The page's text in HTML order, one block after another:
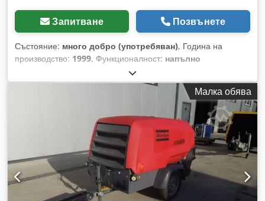
Запитване Позвънете
Състояние: много добро (употребяван), Година на
производство: 1999, Функционалност: напълно
, Компресор DIESEL ATLAS COPCO
XAS46DD след сервизно обслужване!!! Компресорът е
регистриран в Полша. Djdpfx Amox A T D Sjhock
Технически характеристики: дебит: 2,60 m3/мин; работно
налягане: 7 Bar; двигател: DEUTZ F2M1011
експлоатационни часове: 1355 ч.!!! Компресорът е напълно
изправен, готов за работа, с гаранция. Цена нето: 13 500
PLN Брутна цена: 16 605 PLN
Малка обява